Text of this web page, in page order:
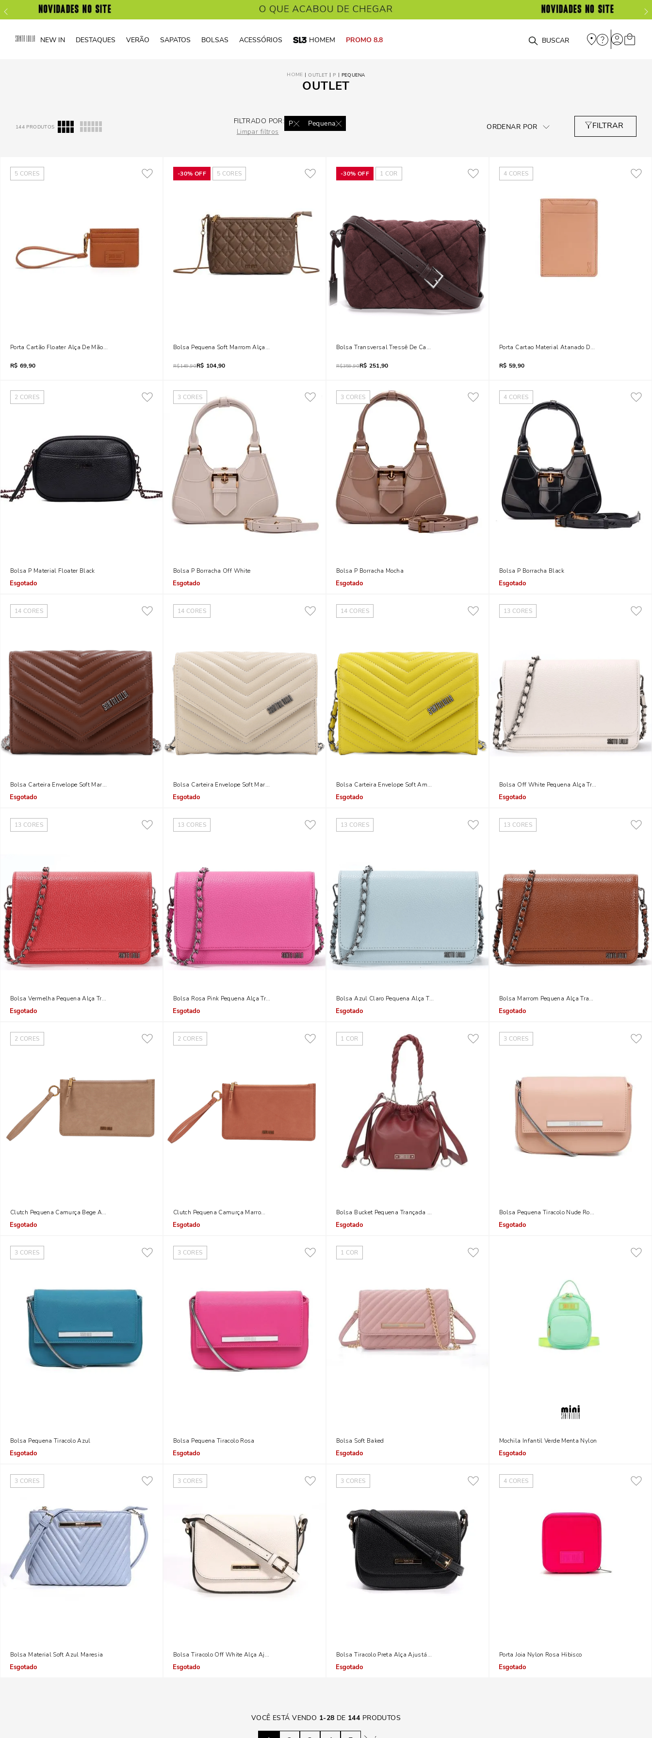
NEW IN DESTAQUES VERÃO SAPATOS BOLSAS ACESSÓRIOS HOMEM PROMO 8.8 O que você está procurando?
OUTLET P PEQUENA
OUTLET
144 PRODUTOS
FILTRADO POR:
Limpar filtros
P Pequena
5 CORES
Porta Cartão Floater Alça De Mão Marrom Brick
R$ 69,90
-30% OFF 5 CORES
Bolsa Pequena Soft Marrom Alça Transversal
R$149,90R$ 104,90
-30% OFF 1 COR
Bolsa Transversal Tressê De Camurça Vinho
R$359,90R$ 251,90
4 CORES
Porta Cartao Material Atanado Doce De Le
R$ 59,90
2 CORES
Bolsa P Material Floater Black
Indisponível
3 CORES
Bolsa P Borracha Off White
Indisponível
3 CORES
Bolsa P Borracha Mocha
Indisponível
4 CORES
Bolsa P Borracha Black
Indisponível
14 CORES
Bolsa Carteira Envelope Soft Marrom Alça Corrente
Indisponível
14 CORES
Bolsa Carteira Envelope Soft Marfim Alça Corrente
Indisponível
14 CORES
Bolsa Carteira Envelope Soft Amarela Alça Corrente
Indisponível
13 CORES
Bolsa Off White Pequena Alça Transversal Corrente
Indisponível
13 CORES
Bolsa Vermelha Pequena Alça Transversal Corrente
Indisponível
13 CORES
Bolsa Rosa Pink Pequena Alça Transversal Corrente
Indisponível
13 CORES
Bolsa Azul Claro Pequena Alça Transversal Corrente
Indisponível
13 CORES
Bolsa Marrom Pequena Alça Transversal Corrente
Indisponível
2 CORES
Clutch Pequena Camurça Bege Alça De Mão
Indisponível
2 CORES
Clutch Pequena Camurça Marrom Alça De Mão
Indisponível
1 COR
Bolsa Bucket Pequena Trançada Vinho
Indisponível
3 CORES
Bolsa Pequena Tiracolo Nude Rosado
Indisponível
3 CORES
Bolsa Pequena Tiracolo Azul
Indisponível
3 CORES
Bolsa Pequena Tiracolo Rosa
Indisponível
1 COR
Bolsa Soft Baked
Indisponível
Mochila Infantil Verde Menta Nylon
Indisponível
3 CORES
Bolsa Material Soft Azul Maresia
Indisponível
3 CORES
Bolsa Tiracolo Off White Alça Ajustável E Removível
Indisponível
3 CORES
Bolsa Tiracolo Preta Alça Ajustável E Removível
Indisponível
4 CORES
Porta Joia Nylon Rosa Hibisco
Indisponível
VOCÊ ESTÁ VENDO 1-28 DE 144 PRODUTOS